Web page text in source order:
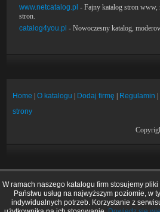
www.netcatalog.pl - Fajny katalog stron www,
stron.
catalog4you.pl - Nowoczesny katalog,
Home |O katalogu Dodaj firmę Regulamin
strony
W ramach naszego katalogu firm stosujemy
Państwu usług na najwyższym poziomie, w
indywidualnych potrzeb. Korzystanie z